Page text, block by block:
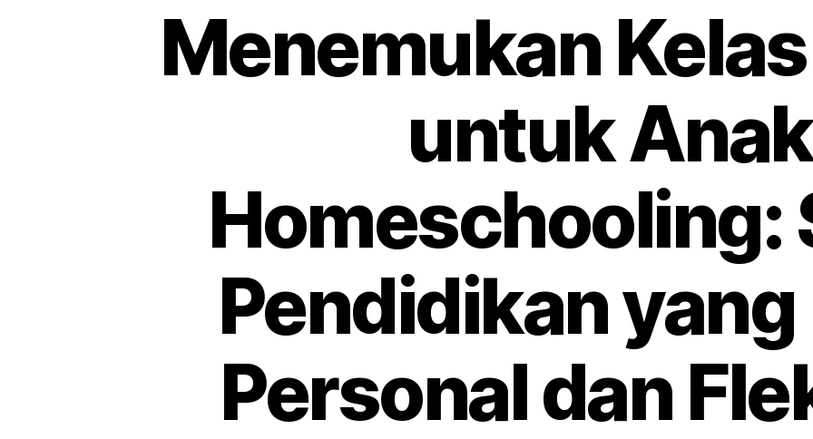
Menemukan
untuk Anak
Homeschooling:
Pendidikan
Personal dan